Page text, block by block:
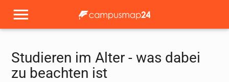
Studieren im Alter - was dabei
zu beachten ist